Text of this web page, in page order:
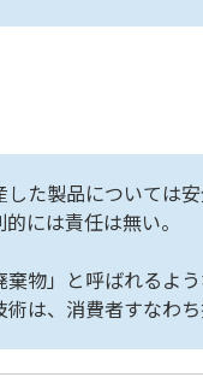
した製品については
には責任は無い。
棄物」と呼ばれるよ
は、消費者すなわ